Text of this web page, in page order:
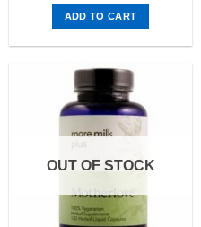
ADD TO CART
OUT OF STOCK